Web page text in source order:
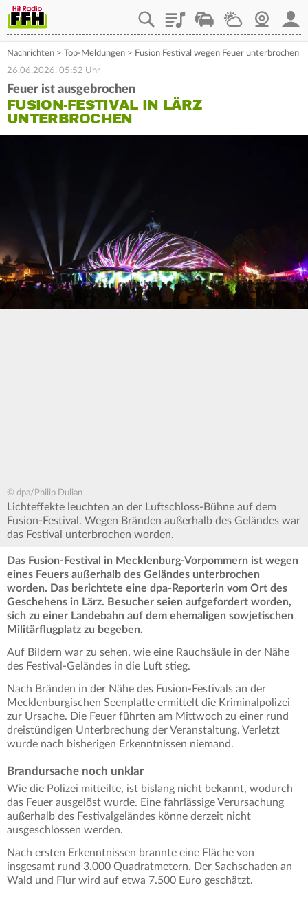
PlaylistStaupilotWetterWebcam
Nachrichten > Top-Meldungen > Fusion Festival wegen Feuer unterbrochen
26.06.2026, 05:52 Uhr
Feuer ist ausgebrochen
FUSION-FESTIVAL IN LÄRZ
UNTERBROCHEN
© dpa/Philip Dulian
Lichteffekte leuchten an der Luftschloss-Bühne auf dem
Fusion-Festival. Wegen Bränden außerhalb des Geländes war
das Festival unterbrochen worden.
Das Fusion-Festival in Mecklenburg-Vorpommern ist wegen
eines Feuers außerhalb des Geländes unterbrochen
worden. Das berichtete eine dpa-Reporterin vom Ort des
Geschehens in Lärz. Besucher seien aufgefordert worden,
sich zu einer Landebahn auf dem ehemaligen sowjetischen
Militärflugplatz zu begeben.
Auf Bildern war zu sehen, wie eine Rauchsäule in der Nähe
des Festival-Geländes in die Luft stieg.
Nach Bränden in der Nähe des Fusion-Festivals an der
Mecklenburgischen Seenplatte ermittelt die Kriminalpolizei
zur Ursache. Die Feuer führten am Mittwoch zu einer rund
dreistündigen Unterbrechung der Veranstaltung. Verletzt
wurde nach bisherigen Erkenntnissen niemand.
Brandursache noch unklar
Wie die Polizei mitteilte, ist bislang nicht bekannt, wodurch
das Feuer ausgelöst wurde. Eine fahrlässige Verursachung
außerhalb des Festivalgeländes könne derzeit nicht
ausgeschlossen werden.
Nach ersten Erkenntnissen brannte eine Fläche von
insgesamt rund 3.000 Quadratmetern. Der Sachschaden an
Wald und Flur wird auf etwa 7.500 Euro geschätzt.